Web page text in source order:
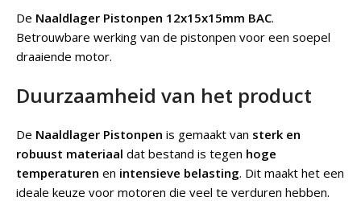
De Naaldlager Pistonpen 12x15x15mm BAC.
Betrouwbare werking van de pistonpen voor een soepel
draaiende motor.
Duurzaamheid van het product
De Naaldlager Pistonpen is gemaakt van sterk en
robuust materiaal dat bestand is tegen hoge
temperaturen en intensieve belasting. Dit maakt het een
ideale keuze voor motoren die veel te verduren hebben.